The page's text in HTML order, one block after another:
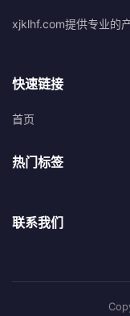
xjklhf.com提供专业的
快速链接
首页
热门标签
联系我们